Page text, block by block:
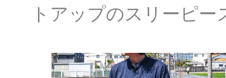
トアップのスリーピー